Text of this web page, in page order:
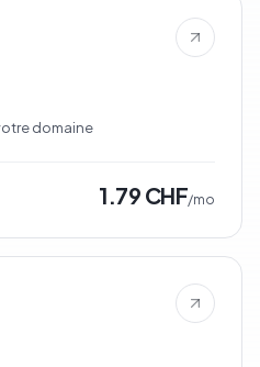
domaine
1.79 CHF/mo